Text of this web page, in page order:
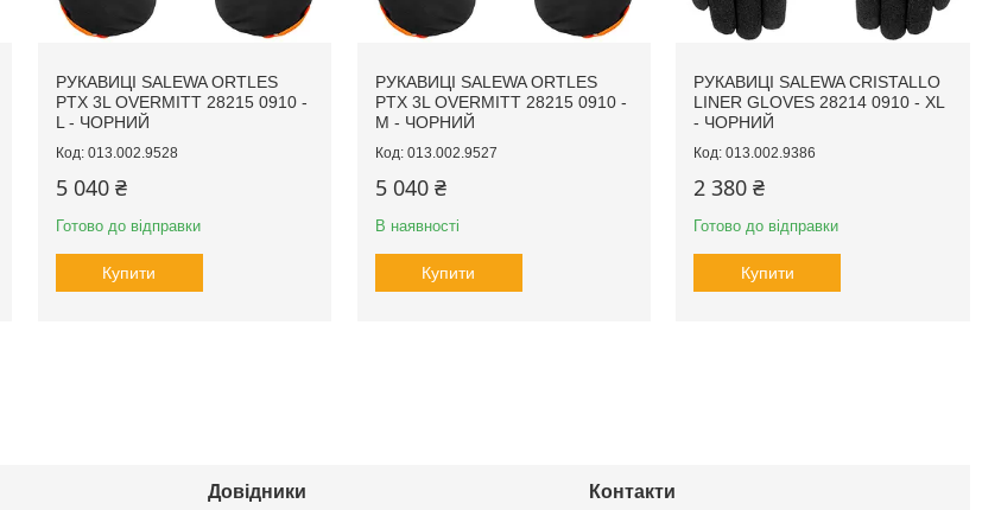
РУКАВИЦІ SALEWA ORTLES
PTX 3L OVERMITT 28215 0910 -
L - ЧОРНИЙ
013.002.9528
5 040 ₴
Готово до відправки
Купити
РУКАВИЦІ SALEWA ORTLES
PTX 3L OVERMITT 28215 0910 -
M - ЧОРНИЙ
013.002.9527
5 040 ₴
В наявності
Купити
РУКАВИЦІ SALEWA CRISTALLO
LINER GLOVES 28214 0910 - XL
- ЧОРНИЙ
013.002.9386
2 380 ₴
Готово до відправки
Купити
Довідники Контакти